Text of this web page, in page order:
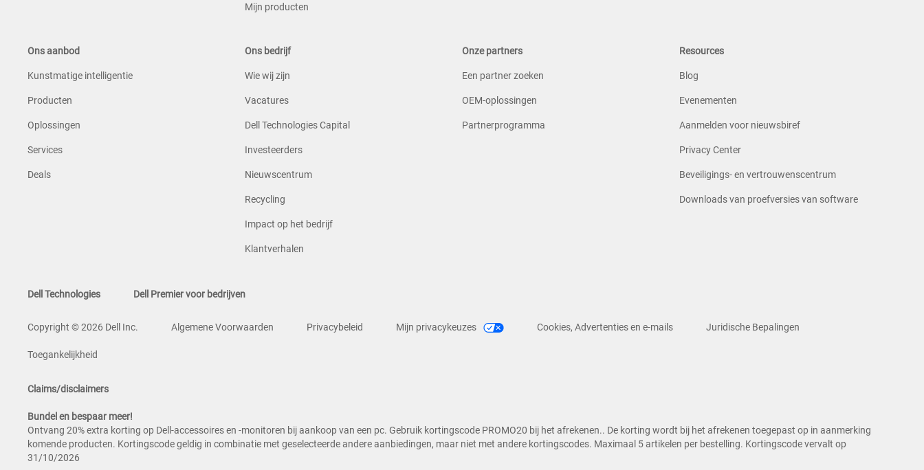
Mijn producten
Ons aanbod
Kunstmatige intelligentie
Producten
Oplossingen
Services
Deals
Ons bedrijf
Wie wij zijn
Vacatures
Dell Technologies Capital
Investeerders
Nieuwscentrum
Recycling
Impact op het bedrijf
Klantverhalen
Onze partners
Een partner zoeken
OEM-oplossingen
Partnerprogramma
Resources
Blog
Evenementen
Aanmelden voor nieuwsbiref
Privacy Center
Beveiligings- en vertrouwenscentrum
Downloads van proefversies van software
Dell Technologies Dell Premier voor bedrijven
Copyright © 2026 Dell Inc. Algemene Voorwaarden Privacybeleid Mijn privacykeuzes Cookies, Advertenties en e-mails Juridische Bepalingen
Toegankelijkheid
Claims/disclaimers
Bundel en bespaar meer!
Ontvang 20% extra korting op Dell-accessoires en -monitoren bij aankoop van een pc. Gebruik kortingscode PROMO20 bij het afrekenen.. De korting wordt bij het afrekenen toegepast op in aanmerking
komende producten. Kortingscode geldig in combinatie met geselecteerde andere aanbiedingen, maar niet met andere kortingscodes. Maximaal 5 artikelen per bestelling. Kortingscode vervalt op
31/10/2026